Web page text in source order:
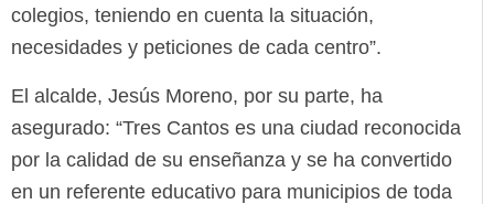
colegios, teniendo en cuenta la situación,
necesidades y peticiones de cada centro”.
El alcalde, Jesús Moreno, por su parte, ha
asegurado: “Tres Cantos es una ciudad reconocida
por la calidad de su enseñanza y se ha convertido
en un referente educativo para municipios de toda